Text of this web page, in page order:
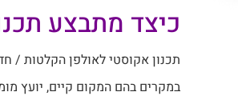
כיצד מתבצע
תכנון אקוסטי לאולפן הקלטות /
במקרים בהם המקום קיים, יועץ